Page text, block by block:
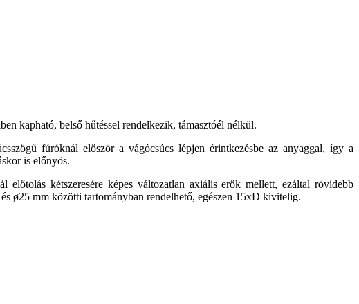
kapható, belső hűtéssel rendelkezik, támasztóél nélkül.
fúróknál először a vágócsúcs lépjen érintkezésbe az anyaggal, így a
is előnyös.
előtolás kétszeresére képes változatlan axiális erők mellett, ezáltal rövidebb
ø25 mm közötti tartományban rendelhető, egészen 15xD kivitelig.